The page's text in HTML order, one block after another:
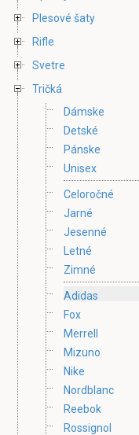
Plesové šaty
Rifle
Svetre
Tričká
Dámske
Detské
Pánske
Unisex
Celoročné
Jarné
Jesenné
Letné
Zimné
Adidas
Fox
Merrell
Mizuno
Nike
Nordblanc
Reebok
Rossignol